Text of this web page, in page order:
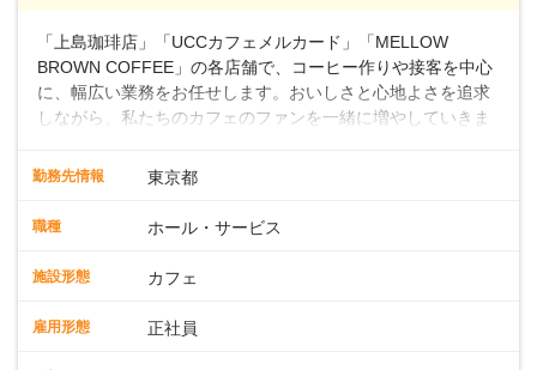
万円＋賞与(年3回)・店長職：年収410万円／
「上島珈琲店」「UCCカフェメルカード」「MELLOW
BROWN COFFEE」の各店舗で、コーヒー作りや接客を中心
に、幅広い業務をお任せします。おいしさと心地よさを追求
しながら、私たちのカフェのファンを一緒に増やしていきま
クの作成お客様のご案内、レジ対応軽食メニューの調理店内
ート体制充実コーヒーの知識から接客マナーまで、先輩スタ
年齢層が活躍しており、チームワークも抜群です。基本マニ
業務に馴染める環境です。「カフェの接客は初めて」という
勤務先情報 東京都
職種 ホール・サービス
施設形態 カフェ
雇用形態 正社員